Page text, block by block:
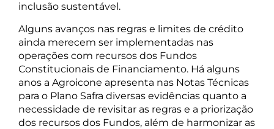
inclusão sustentável.
Alguns avanços nas regras e limites de crédito
ainda merecem ser implementadas nas
operações com recursos dos Fundos
Constitucionais de Financiamento. Há alguns
anos a Agroicone apresenta nas Notas Técnicas
para o Plano Safra diversas evidências quanto a
necessidade de revisitar as regras e a priorização
dos recursos dos Fundos, além de harmonizar as